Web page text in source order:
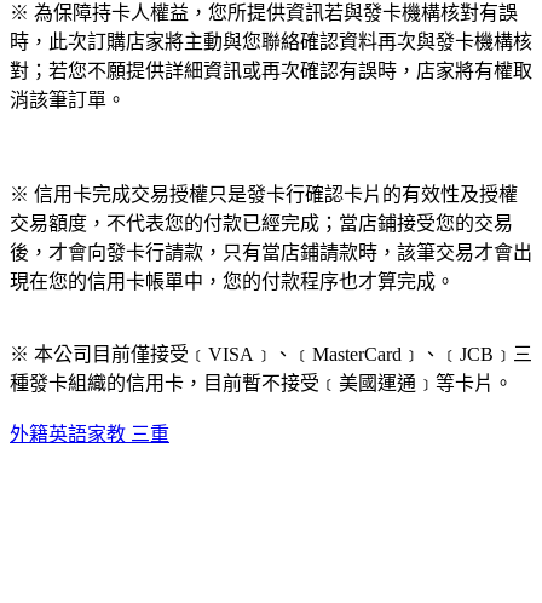
※ 為保障持卡人權益，您所提供資訊若與發卡機構核對有誤
時，此次訂購店家將主動與您聯絡確認資料再次與發卡機構核
對；若您不願提供詳細資訊或再次確認有誤時，店家將有權取
消該筆訂單。
※ 信用卡完成交易授權只是發卡行確認卡片的有效性及授權
交易額度，不代表您的付款已經完成；當店鋪接受您的交易
後，才會向發卡行請款，只有當店鋪請款時，該筆交易才會出
現在您的信用卡帳單中，您的付款程序也才算完成。
※ 本公司目前僅接受﹝VISA﹞、﹝MasterCard﹞、﹝JCB﹞三
種發卡組織的信用卡，目前暫不接受﹝美國運通﹞等卡片。
外籍英語家教 三重